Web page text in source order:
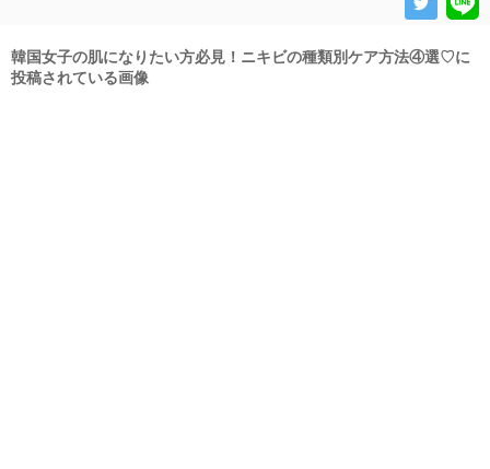
韓国女子の肌になりたい方必見！ニキビの種類別ケア方法④選♡に
投稿されている画像